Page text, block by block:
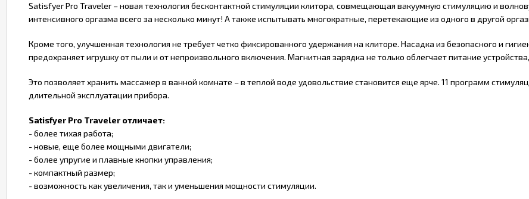
Satisfyer Pro Traveler – новая технология бесконтактной стимуляции клитора, совмещающая вакуумную стимуляцию и
интенсивного оргазма всего за несколько минут! А также испытывать многократные, перетекающие из одного в другой
Кроме того, улучшенная технология не требует четко фиксированного удержания на клиторе. Насадка из безопасного и
предохраняет игрушку от пыли и от непроизвольного включения. Магнитная зарядка не только облегчает питание
Это позволяет хранить массажер в ванной комнате – в теплой воде удовольствие становится еще ярче. 11 программ
длительной эксплуатации прибора.
Satisfyer Pro Traveler отличает:
- более тихая работа;
- новые, еще более мощными двигатели;
- более упругие и плавные кнопки управления;
- компактный размер;
- возможность как увеличения, так и уменьшения мощности стимуляции.